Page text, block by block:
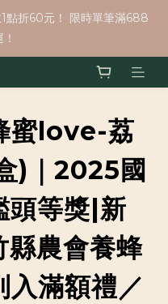
折60元！ 限時單筆滿688
蜜love-荔
)｜2025國
頭等獎|新
縣農會養蜂
滿額禮／